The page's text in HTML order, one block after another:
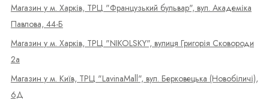
Магазин у м. Харків, ТРЦ "Французький бульвар", вул. Академіка
Павлова, 44-Б
Магазин у м. Харків, ТРЦ "NIKOLSKY", вулиця Григорія Сковороди
2а
Магазин у м. Київ, ТРЦ "LavinaMall", вул. Берковецька (Новобіличі),
6Д